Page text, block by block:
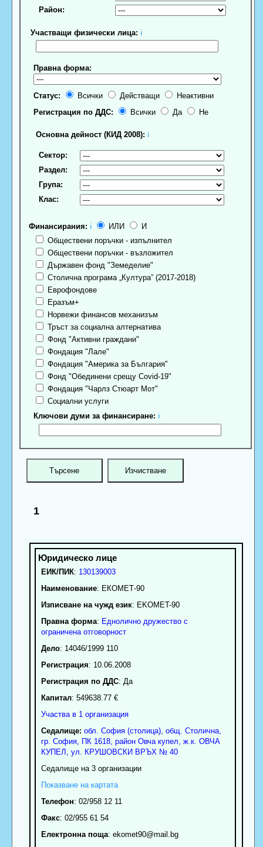
Район:
Участващи физически лица: ℹ
Правна форма:
Статус: Всички Действащи
Неактивни
Регистрация по ДДС:
Всички Да Не
Основна дейност (КИД 2008): ℹ
Сектор:
Раздел:
Група:
Клас:
Финансирания: ℹ ИЛИ
И
Обществени поръчки - изпълнител
Обществени поръчки - възложител
Държавен фонд "Земеделие"
Столична програма „Култура” (2017-2018)
Еврофондове
Еразъм+
Норвежи финансов механизъм
Тръст за социална алтернатива
Фонд "Активни граждани"
Фондация "Лале"
Фондация "Америка за България"
Фонд "Обединени срещу Covid-19"
Фондация "Чарлз Стюарт Мот"
Социални услуги
Ключови думи за финансиране: ℹ
1
ЕИК/ПИК: 130139003
Наименование: ЕКОМЕТ-90
Изписване на чужд език: EKOMET-90
Правна форма: Еднолично дружество с
ограничена отговорност
Дело: 14046/1999 110
Регистрация: 10.06.2008
Регистрация по ДДС: Да
Капитал: 549638.77 €
Участва в 1 организация
Седалище: обл. София (столица), общ. Столична,
гр. София, ПК 1618, район Овча купел ж.к. ОВЧА
КУПЕЛ, ул. КРУШОВСКИ ВРЪХ № 40
Седалище на 3 организации
Показване на картата
Телефон: 02/958 12 11
Факс: 02/955 61 54
Електронна поща: ekomet90@mail.bg